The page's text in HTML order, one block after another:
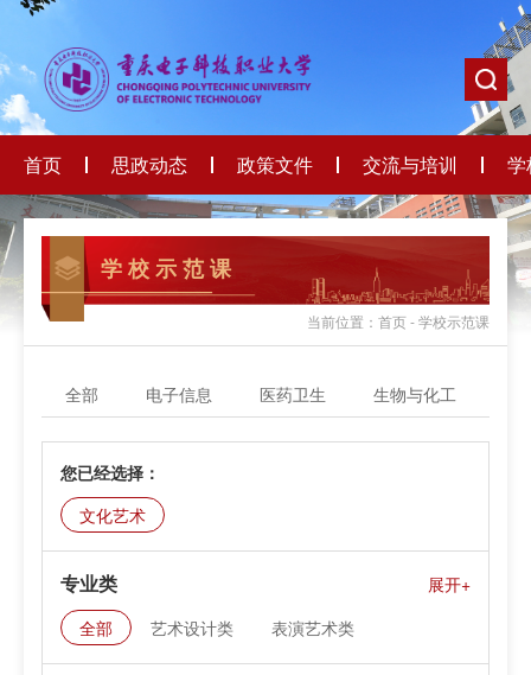
首页 思政动态 政策文件 交流与培训 学
学 校 示 范 课
当前位置：首页 - 学校示范课
全部 电子信息 医药卫生 生物与化工
您已经选择：
文化艺术
专业类
全部 艺术设计类
表演艺术类